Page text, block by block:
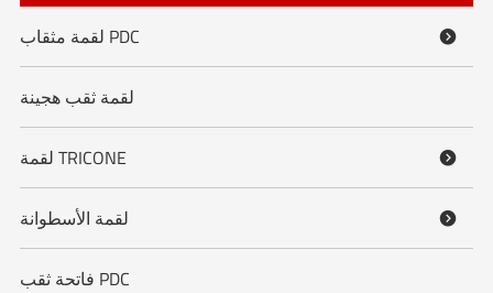
لقمة مثقاب PDC 
لقمة ثقب هجينة
لقمة TRICONE 
لقمة الأسطوانة 
فاتحة ثقب PDC